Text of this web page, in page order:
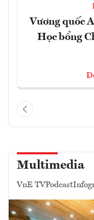
Vương quốc
Học bổng
Multimedia
VnE TVPodcast